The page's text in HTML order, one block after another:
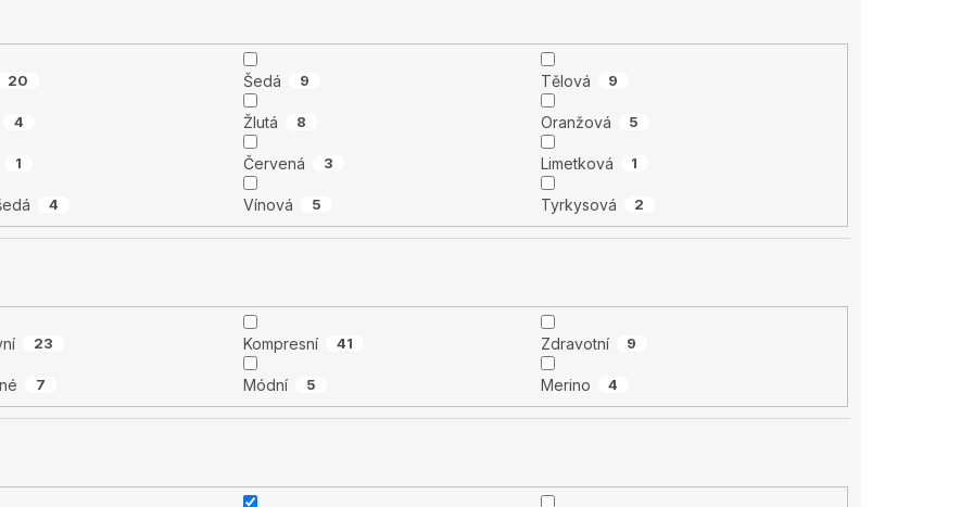
20 Šedá 9 Tělová 9
4 Žlutá 8 Oranžová 5
1 Červená 3 Limetková 1
4 Vínová 5 Tyrkysová 2
23 Kompresní 41 Zdravotní 9
7 Módní 5 Merino 4